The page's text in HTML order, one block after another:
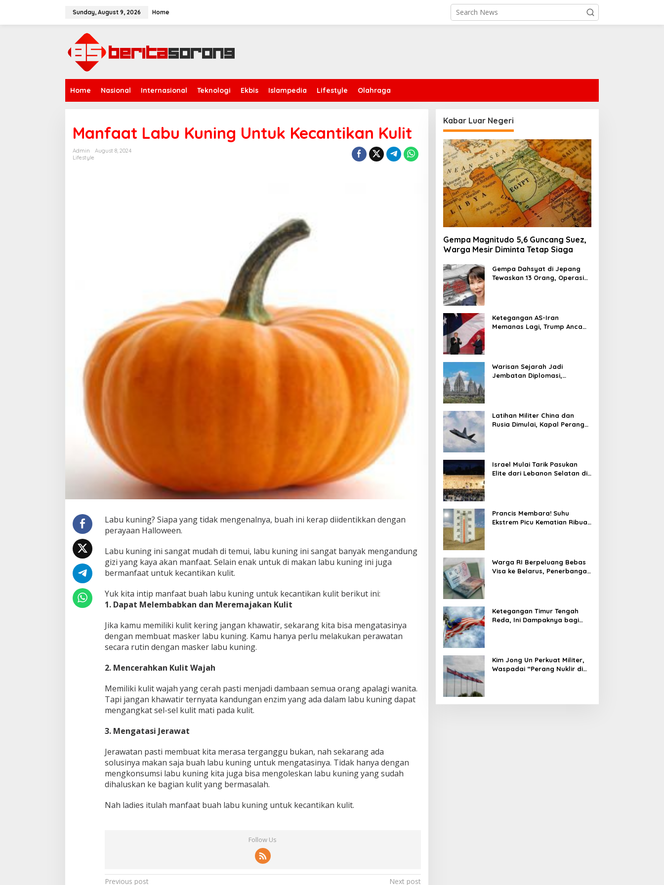
Sunday, August 9, 2026 Home
Home Nasional Internasional Teknologi Ekbis Islampedia Lifestyle Olahraga
Manfaat Labu Kuning Untuk Kecantikan Kulit
Admin
August 8, 2024
Lifestyle
Labu kuning? Siapa yang tidak mengenalnya, buah ini kerap diidentikkan dengan
perayaan Halloween.
Labu kuning ini sangat mudah di temui, labu kuning ini sangat banyak mengandung
gizi yang kaya akan manfaat. Selain enak untuk di makan labu kuning ini juga
bermanfaat untuk kecantikan kulit.
Yuk kita intip manfaat buah labu kuning untuk kecantikan kulit berikut ini:
1. Dapat Melembabkan dan Meremajakan Kulit
Jika kamu memiliki kulit kering jangan khawatir, sekarang kita bisa mengatasinya
dengan membuat masker labu kuning. Kamu hanya perlu melakukan perawatan
secara rutin dengan masker labu kuning.
2. Mencerahkan Kulit Wajah
Memiliki kulit wajah yang cerah pasti menjadi dambaan semua orang apalagi wanita.
Tapi jangan khawatir ternyata kandungan enzim yang ada dalam labu kuning dapat
mengangkat sel-sel kulit mati pada kulit.
3. Mengatasi Jerawat
Jerawatan pasti membuat kita merasa terganggu bukan, nah sekarang ada
solusinya makan saja buah labu kuning untuk mengatasinya. Tidak hanya dengan
mengkonsumsi labu kuning kita juga bisa mengoleskan labu kuning yang sudah
dihaluskan ke bagian kulit yang bermasalah.
Nah ladies itulah manfaat buah labu kuning untuk kecantikan kulit.
Follow Us
Previous post Next post
Kabar Luar Negeri
Gempa Magnitudo 5,6 Guncang Suez,
Warga Mesir Diminta Tetap Siaga
Gempa Dahsyat di Jepang
Tewaskan 13 Orang, Operasi
Ketegangan AS-Iran
Memanas Lagi, Trump Ancam
Warisan Sejarah Jadi
Jembatan Diplomasi,
Latihan Militer China dan
Rusia Dimulai, Kapal Perang
Israel Mulai Tarik Pasukan
Elite dari Lebanon Selatan di
Prancis Membara! Suhu
Ekstrem Picu Kematian Ribuan
Warga RI Berpeluang Bebas
Visa ke Belarus, Penerbangan
Ketegangan Timur Tengah
Reda, Ini Dampaknya bagi
Kim Jong Un Perkuat Militer,
Waspadai “Perang Nuklir di